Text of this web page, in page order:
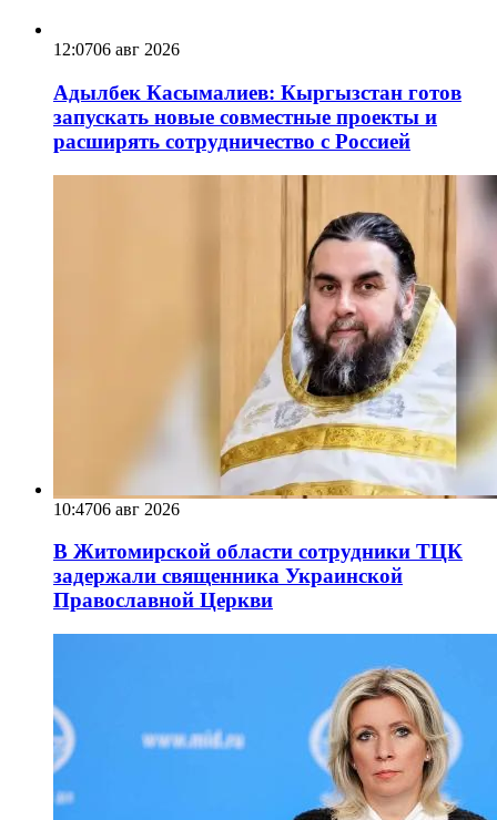
12:0706 авг 2026
Адылбек Касымалиев: Кыргызстан готов
запускать новые совместные проекты и
расширять сотрудничество с Россией
10:4706 авг 2026
В Житомирской области сотрудники ТЦК
задержали священника Украинской
Православной Церкви